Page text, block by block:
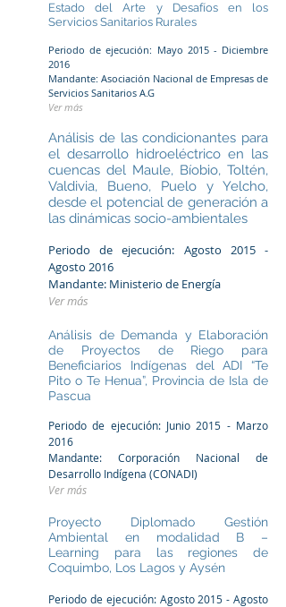
Estado del Arte y Desafíos en los
Servicios Sanitarios Rurales
Periodo de ejecución: Mayo 2015 - Diciembre
2016
Mandante: Asociación Nacional de Empresas de
Servicios Sanitarios A.G
Ver más
Análisis de las condicionantes para
el desarrollo hidroeléctrico en las
cuencas del Maule, Bíobio, Toltén,
Valdivia, Bueno, Puelo y Yelcho,
desde el potencial de generación a
las dinámicas socio-ambientales
Periodo de ejecución: Agosto 2015 -
Agosto 2016
Mandante: Ministerio de Energía
Ver más
Análisis de Demanda y Elaboración
de Proyectos de Riego para
Beneficiarios Indígenas del ADI “Te
Pito o Te Henua”, Provincia de Isla de
Pascua
Periodo de ejecución: Junio 2015 - Marzo
2016
Mandante: Corporación Nacional de
Desarrollo Indígena (CONADI)
Ver más
Proyecto Diplomado Gestión
Ambiental en modalidad B –
Learning para las regiones de
Coquimbo, Los Lagos y Aysén
Periodo de ejecución: Agosto 2015 - Agosto